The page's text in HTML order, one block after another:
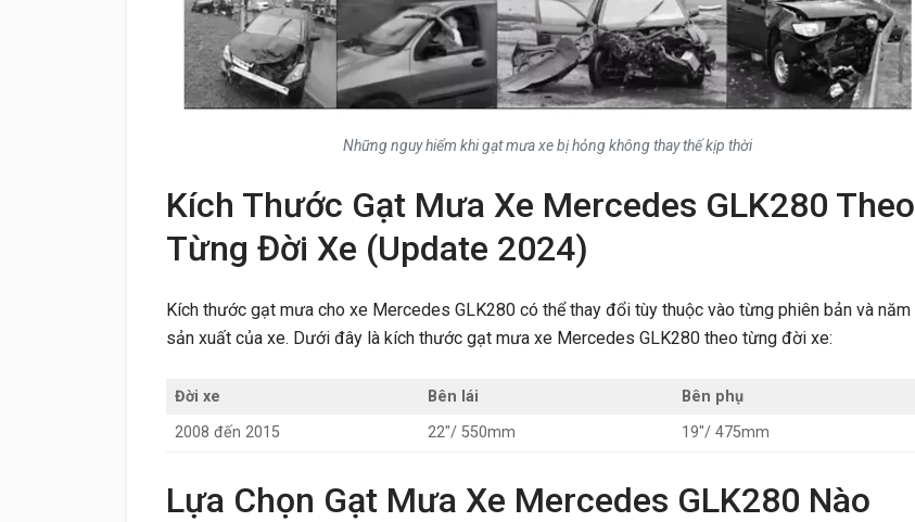
Những nguy hiểm khi gạt mưa xe bị hỏng không thay thế kịp thời
Kích Thước Gạt Mưa Xe Mercedes GLK280 Theo
Từng Đời Xe (Update 2024)
Kích thước gạt mưa cho xe Mercedes GLK280 có thể thay đổi tùy thuộc vào từng phiên bản và năm
sản xuất của xe. Dưới đây là kích thước gạt mưa xe Mercedes GLK280 theo từng đời xe:
Đời xe Bên lái
Bên phụ
2008 đến 2015
22″/ 550mm 19″/ 475mm
Lựa Chọn Gạt Mưa Xe Mercedes GLK280 Nào